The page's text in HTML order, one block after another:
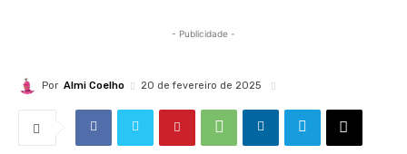
- Publicidade -
Por Almi Coelho 20 de fevereiro de 2025